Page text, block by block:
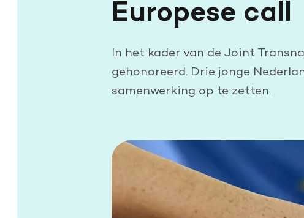
Europese call
In het kader van de Joint
gehonoreerd. Drie jonge
samenwerking op te zetten.